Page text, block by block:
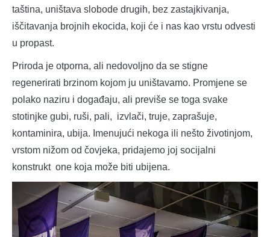
taština, uništava slobode drugih, bez zastajkivanja,
iščitavanja brojnih ekocida, koji će i nas kao vrstu odvesti
u propast.
Priroda je otporna, ali nedovoljno da se stigne
regenerirati brzinom kojom ju uništavamo. Promjene se
polako naziru i događaju, ali previše se toga svake
stotinjke gubi, ruši, pali, izvlači, truje, zaprašuje,
kontaminira, ubija. Imenujući nekoga ili nešto životinjom,
vrstom nižom od čovjeka, pridajemo joj socijalni
konstrukt one koja može biti ubijena.